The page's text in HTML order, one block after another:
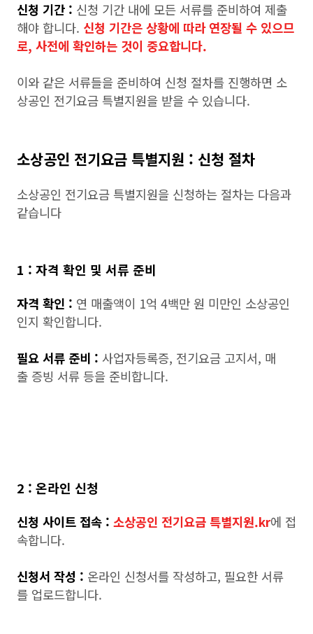
신청 기간 : 신청 기간 내에 모든 서류를 준비하여 제출
해야 합니다. 신청 기간은 상황에 따라 연장될 수 있으므
로, 사전에 확인하는 것이 중요합니다.
이와 같은 서류들을 준비하여 신청 절차를 진행하면 소
상공인 전기요금 특별지원을 받을 수 있습니다.
소상공인 전기요금 특별지원 : 신청 절차
소상공인 전기요금 특별지원을 신청하는 절차는 다음과
같습니다
1 : 자격 확인 및 서류 준비
자격 확인 : 연 매출액이 1억 4백만 원 미만인 소상공인
인지 확인합니다.
필요 서류 준비 : 사업자등록증, 전기요금 고지서, 매
출 증빙 서류 등을 준비합니다.
2 : 온라인 신청
신청 사이트 접속 : 소상공인 전기요금 특별지원.kr에 접
속합니다.
신청서 작성 : 온라인 신청서를 작성하고, 필요한 서류
를 업로드합니다.